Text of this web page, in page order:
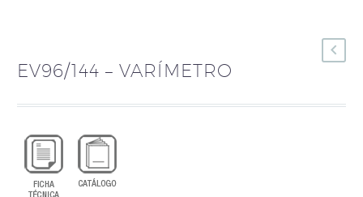
EV96/144 – VARÍMETRO